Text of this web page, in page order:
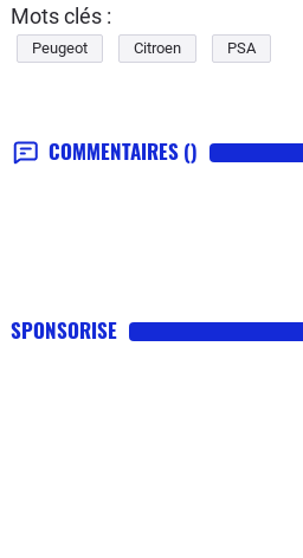
Mots clés :
Peugeot Citroen PSA
COMMENTAIRES ()
SPONSORISE